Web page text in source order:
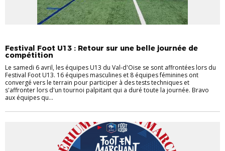
Festival Foot U13 : Retour sur une belle journée de
compétition
Le samedi 6 avril, les équipes U13 du Val-d'Oise se sont affrontées lors du
Festival Foot U13. 16 équipes masculines et 8 équipes féminines ont
convergé vers le terrain pour participer à des tests techniques et
s'affronter lors d'un tournoi palpitant qui a duré toute la journée. Bravo
aux équipes qu...